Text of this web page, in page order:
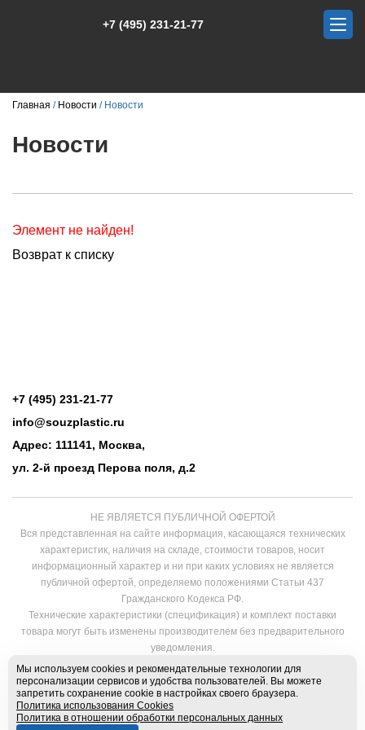
+7 (495) 231-21-77
Главная Новости Новости
Новости
Элемент не найден!
Возврат к списку
+7 (495) 231-21-77
info@souzplastic.ru
Адрес: 111141, Москва,
ул. 2-й проезд Перова поля, д.2
НЕ ЯВЛЯЕТСЯ ПУБЛИЧНОЙ ОФЕРТОЙ
Вся представленная на сайте информация, касающаяся технических
характеристик, наличия на складе, стоимости товаров, носит
информационный характер и ни при каких условиях не является
публичной офертой, определяемо положениями Статьи 437
Гражданского Кодекса РФ.
Технические характеристики (спецификация) и комплект поставки
товара могут быть изменены производителем без предварительного
уведомления.
Нажатие на кнопку «Купить», «Заказ в 1 клик», «Быстрый заказ», а также
последующее заполнение тех или иных форм не накладывает на
владельцев сайта никаких обязательств.
Мы используем cookies и рекомендательные технологии для
персонализации сервисов и удобства пользователей. Вы можете
запретить сохранение cookie в настройках своего браузера.
Политика использования Cookies
Политика в отношении обработки персональных данных